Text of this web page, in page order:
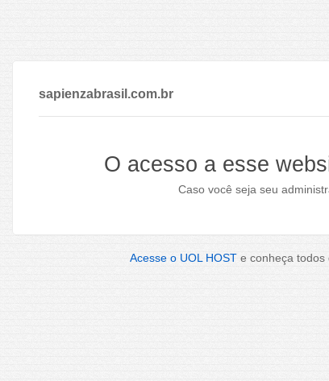
sapienzabrasil.com.br
O acesso a esse
Caso você seja seu
Acesse o UOL HOST e conheça todos